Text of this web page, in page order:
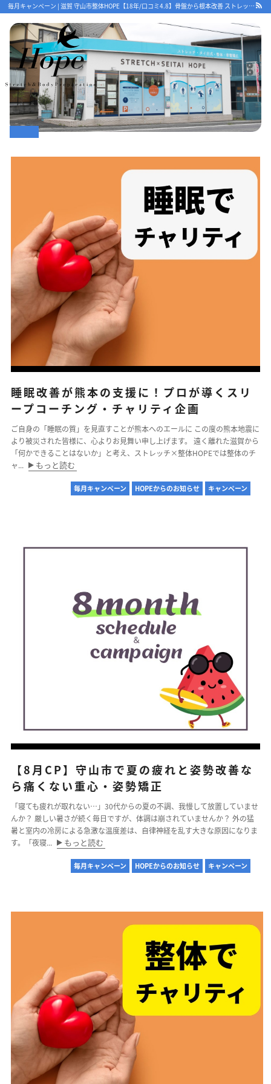
毎月キャンペーン | 滋賀 守山市整体HOPE【18年/口コミ4.8】骨盤から根本改善 ストレッチで優しく 守山で人気・おすすめ整体院
睡眠改善が熊本の支援に！プロが導くスリ
ープコーチング・チャリティ企画
ご自身の「睡眠の質」を見直すことが熊本へのエールに この度の熊本地震に
より被災された皆様に、心よりお見舞い申し上げます。 遠く離れた滋賀から
「何かできることはないか」と考え、ストレッチ×整体HOPEでは整体のチ
ャ...
もっと読む
毎月キャンペーン HOPEからのお知らせ キャンペーン
【8月CP】守山市で夏の疲れと姿勢改善な
ら痛くない重心・姿勢矯正
「寝ても疲れが取れない…」30代からの夏の不調、我慢して放置していませ
んか？ 厳しい暑さが続く毎日ですが、体調は崩されていませんか？ 外の猛
暑と室内の冷房による急激な温度差は、自律神経を乱す大きな原因になりま
す。「夜寝...
もっと読む
毎月キャンペーン HOPEからのお知らせ キャンペーン
最新情報
ストレッチ整体コラム
LINE予約の流れ
キャンセルについて
オンライン問診
ストレッチ整体
体幹トレーニング
骨盤矯正・姿勢矯正
産後の骨盤矯正
美容整体
アスリートスリープコーチ
こどもの整体
体幹トレーニング